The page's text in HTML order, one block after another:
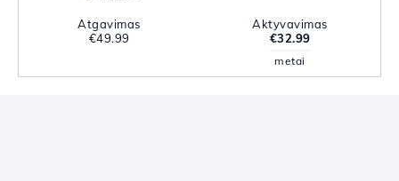
Atgavimas
€49.99
Aktyvavimas
€32.99
metai